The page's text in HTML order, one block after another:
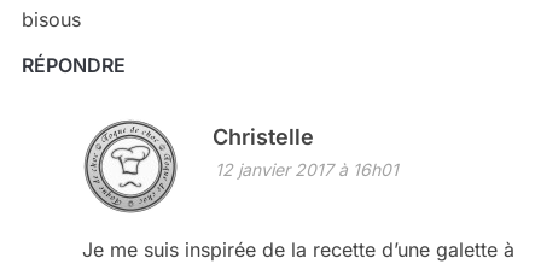
bisous
RÉPONDRE
Christelle
12 janvier 2017 à 16h01
Je me suis inspirée de la recette d’une galette à